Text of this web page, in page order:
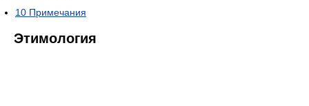
10 Примечания
Этимология